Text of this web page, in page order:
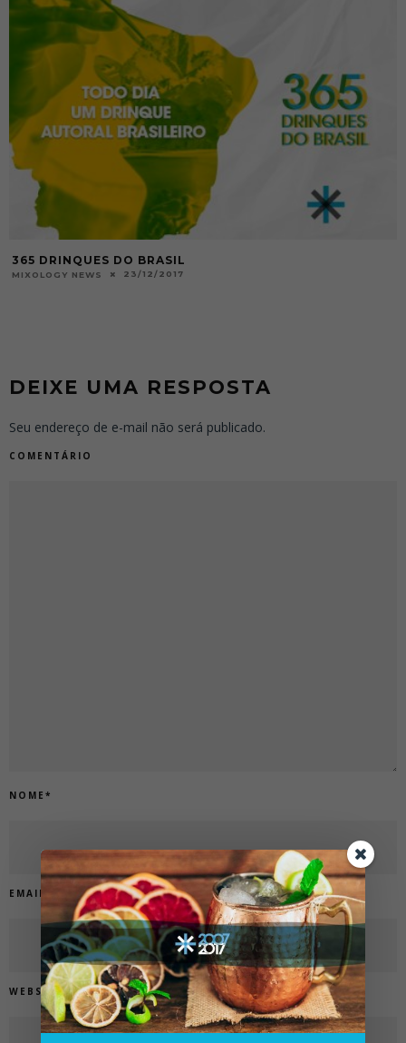
365 DRINQUES DO BRASIL
MIXOLOGY NEWS 23/12/2017
DEIXE UMA RESPOSTA
Seu endereço de e-mail não será publicado.
COMENTÁRIO
NOME *
EMAIL
WEBSITE